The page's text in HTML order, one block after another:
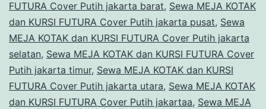
FUTURA Cover Putih jakarta barat, Sewa MEJA KOTAK
dan KURSI FUTURA Cover Putih jakarta pusat, Sewa
MEJA KOTAK dan KURSI FUTURA Cover Putih jakarta
selatan, Sewa MEJA KOTAK dan KURSI FUTURA Cover
Putih jakarta timur, Sewa MEJA KOTAK dan KURSI
FUTURA Cover Putih jakarta utara, Sewa MEJA KOTAK
dan KURSI FUTURA Cover Putih jakartaa, Sewa MEJA